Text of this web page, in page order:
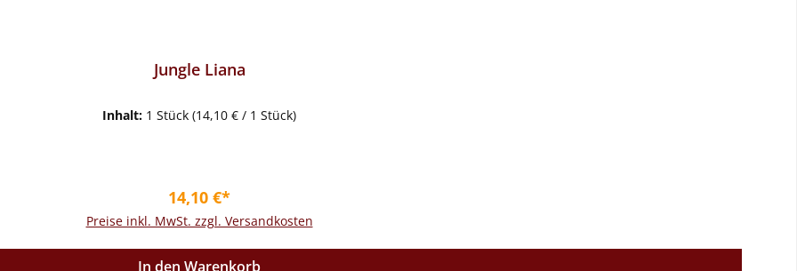
Jungle Liana
Inhalt: 1 Stück (14,10 € / 1 Stück)
Regulärer Preis:
14,10 €*
Preise inkl. MwSt. zzgl. Versandkosten
In den Warenkorb